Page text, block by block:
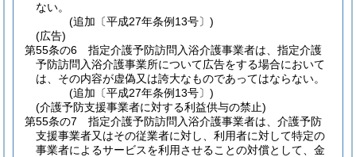
ない。
(追加〔平成27年条例13号〕)
(広告)
第55条の6
指定介護予防訪問入浴介護事業者は、指定介護
予防訪問入浴介護事業所について広告をする場合において
は、その内容が虚偽又は誇大なものであってはならない。
(追加〔平成27年条例13号〕)
(介護予防支援事業者に対する利益供与の禁止)
第55条の7
指定介護予防訪問入浴介護事業者は、介護予防
支援事業者又はその従業者に対し、利用者に対して特定の
事業者によるサービスを利用させることの対償として、金